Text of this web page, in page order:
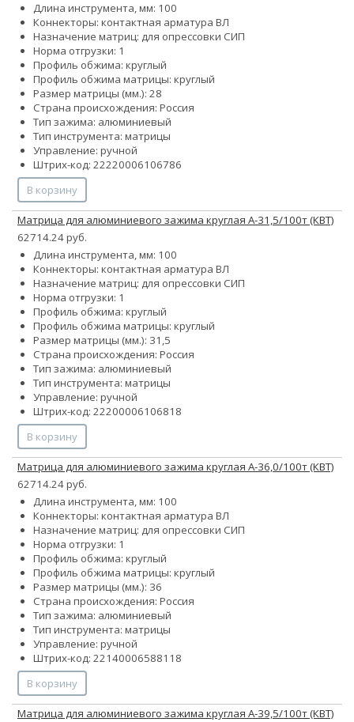
Длина инструмента, мм: 100
Коннекторы: контактная арматура ВЛ
Назначение матриц: для опрессовки СИП
Норма отгрузки: 1
Профиль обжима: круглый
Профиль обжима матрицы: круглый
Размер матрицы (мм.): 28
Страна происхождения: Россия
Тип зажима: алюминиевый
Тип инструмента: матрицы
Управление: ручной
Штрих-код: 22220006106786
В корзину
Матрица для алюминиевого зажима круглая А-31,5/100т (КВТ)
62714.24 руб.
Длина инструмента, мм: 100
Коннекторы: контактная арматура ВЛ
Назначение матриц: для опрессовки СИП
Норма отгрузки: 1
Профиль обжима: круглый
Профиль обжима матрицы: круглый
Размер матрицы (мм.): 31,5
Страна происхождения: Россия
Тип зажима: алюминиевый
Тип инструмента: матрицы
Управление: ручной
Штрих-код: 22200006106818
В корзину
Матрица для алюминиевого зажима круглая А-36,0/100т (КВТ)
62714.24 руб.
Длина инструмента, мм: 100
Коннекторы: контактная арматура ВЛ
Назначение матриц: для опрессовки СИП
Норма отгрузки: 1
Профиль обжима: круглый
Профиль обжима матрицы: круглый
Размер матрицы (мм.): 36
Страна происхождения: Россия
Тип зажима: алюминиевый
Тип инструмента: матрицы
Управление: ручной
Штрих-код: 22140006588118
В корзину
Матрица для алюминиевого зажима круглая А-39,5/100т (КВТ)